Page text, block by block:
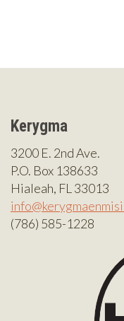
Kerygma
3200 E. 2nd Ave.
P.O. Box 138633
Hialeah, FL 33013
(786) 585-1228